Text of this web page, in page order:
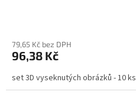
79,65 Kč bez DPH
96,38 Kč
set 3D vyseknutých obrázků - 10 ks